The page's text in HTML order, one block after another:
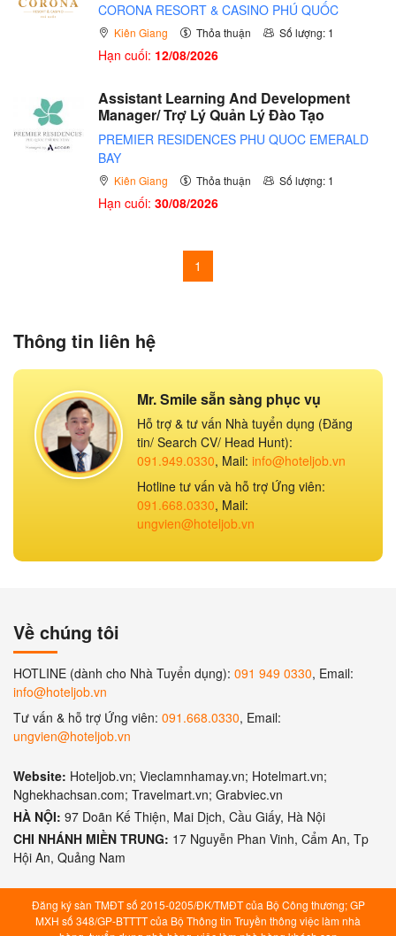
CORONA RESORT & CASINO PHÚ QUỐC
Kiên Giang Thỏa thuận Số lượng: 1
Hạn cuối: 12/08/2026
Assistant Learning And Development
Manager/ Trợ Lý Quản Lý Đào Tạo
PREMIER RESIDENCES PHU QUOC EMERALD
BAY
Kiên Giang Thỏa thuận Số lượng: 1
Hạn cuối: 30/08/2026
1
Thông tin liên hệ
Mr. Smile sẵn sàng phục vụ
Hỗ trợ & tư vấn Nhà tuyển dụng (Đăng
tin/ Search CV/ Head Hunt):
091.949.0330, Mail: info@hoteljob.vn
Hotline tư vấn và hỗ trợ Ứng viên:
091.668.0330, Mail:
ungvien@hoteljob.vn
Về chúng tôi
HOTLINE (dành cho Nhà Tuyển dụng): 091 949 0330, Email:
info@hoteljob.vn
Tư vấn & hỗ trợ Ứng viên: 091.668.0330, Email:
ungvien@hoteljob.vn
Website: Hoteljob.vn; Vieclamnhamay.vn; Hotelmart.vn;
Nghekhachsan.com; Travelmart.vn; Grabviec.vn
HÀ NỘI: 97 Doãn Kế Thiện, Mai Dịch, Cầu Giấy, Hà Nội
CHI NHÁNH MIỀN TRUNG: 17 Nguyễn Phan Vinh, Cẩm An, Tp
Hội An, Quảng Nam
Đăng ký sàn TMĐT số 2015-0205/ĐK/TMĐT của Bộ Công thương; GP
MXH số 348/GP-BTTTT của Bộ Thông tin Truyền thông việc làm nhà